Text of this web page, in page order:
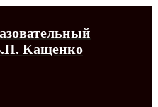
Кащенко